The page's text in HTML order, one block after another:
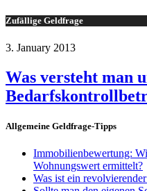
Zufällige Geldfrage
3. January 2013
Was versteht man
Allgemeine Geldfrage-Tipps
Immobilienbewertung:
Wohnungswert ermittelt?
Was ist ein